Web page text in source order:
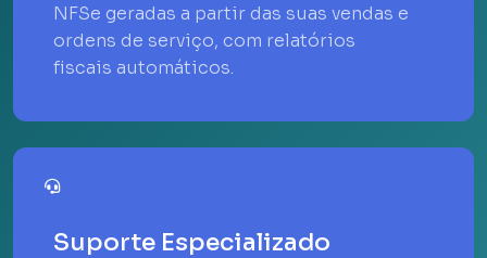
NFSe geradas a partir das suas vendas e
ordens de serviço, com relatórios
fiscais automáticos.
Suporte Especializado